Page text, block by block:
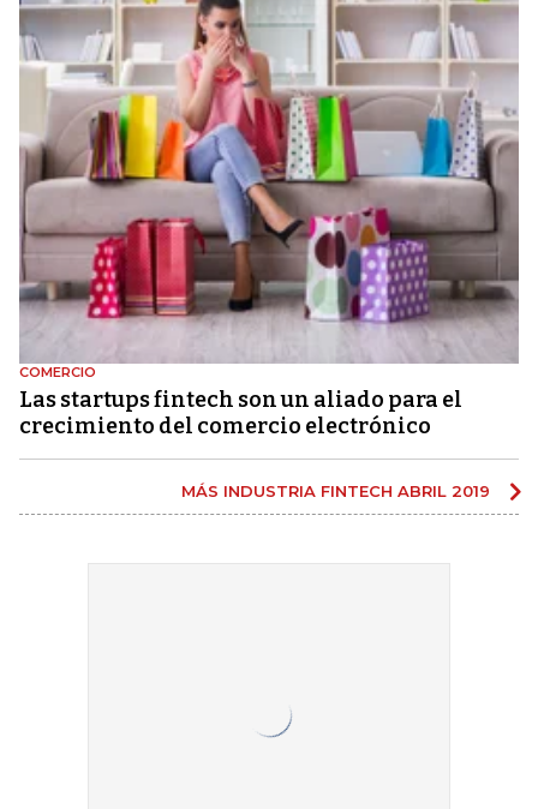
COMERCIO
Las startups fintech son un aliado para el
crecimiento del comercio electrónico
MÁS INDUSTRIA FINTECH ABRIL 2019